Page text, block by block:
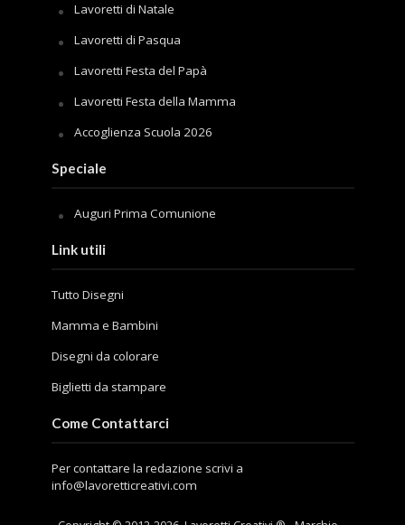
Lavoretti di Natale
Lavoretti di Pasqua
Lavoretti Festa del Papà
Lavoretti Festa della Mamma
Accoglienza Scuola 2026
Speciale
Auguri Prima Comunione
Link utili
Tutto Disegni
Mamma e Bambini
Disegni da colorare
Biglietti da stampare
Come Contattarci
Per contattare la redazione scrivi a
info@lavoretticreativi.com